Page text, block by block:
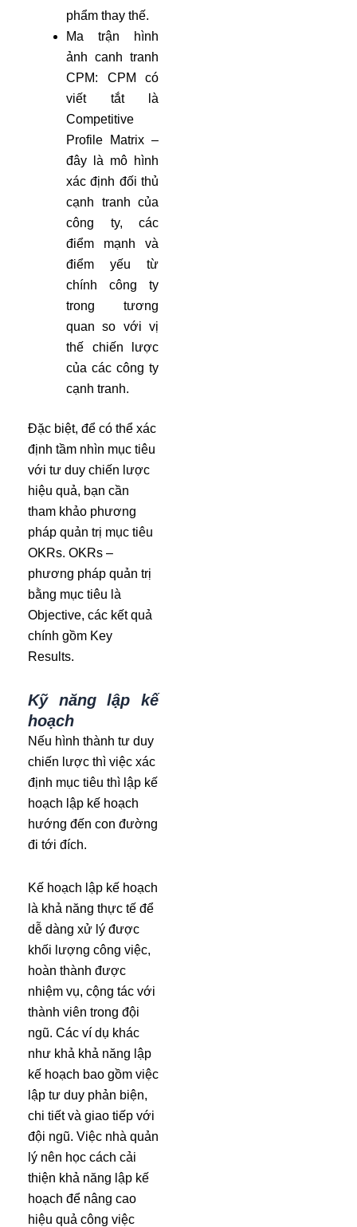
phẩm thay thế.
Ma trận hình
ảnh canh tranh
CPM: CPM có
viết tắt là
Competitive
Profile Matrix –
đây là mô hình
xác định đối thủ
cạnh tranh của
công ty, các
điểm mạnh và
điểm yếu từ
chính công ty
trong tương
quan so với vị
thế chiến lược
của các công ty
cạnh tranh.
Đặc biệt, để có thể xác
định tầm nhìn mục tiêu
với tư duy chiến lược
hiệu quả, bạn cần
tham khảo phương
pháp quản trị mục tiêu
OKRs. OKRs –
phương pháp quản trị
bằng mục tiêu là
Objective, các kết quả
chính gồm Key
Results.
Kỹ năng lập kế
hoạch
Nếu hình thành tư duy
chiến lược thì việc xác
định mục tiêu thì lập kế
hoạch lập kế hoạch
hướng đến con đường
đi tới đích.
Kế hoạch lập kế hoạch
là khả năng thực tế để
dễ dàng xử lý được
khối lượng công việc,
hoàn thành được
nhiệm vụ, cộng tác với
thành viên trong đội
ngũ. Các ví dụ khác
như khả khả năng lập
kế hoạch bao gồm việc
lập tư duy phản biện,
chi tiết và giao tiếp với
đội ngũ. Việc nhà quản
lý nên học cách cải
thiện khả năng lập kế
hoạch để nâng cao
hiệu quả công việc